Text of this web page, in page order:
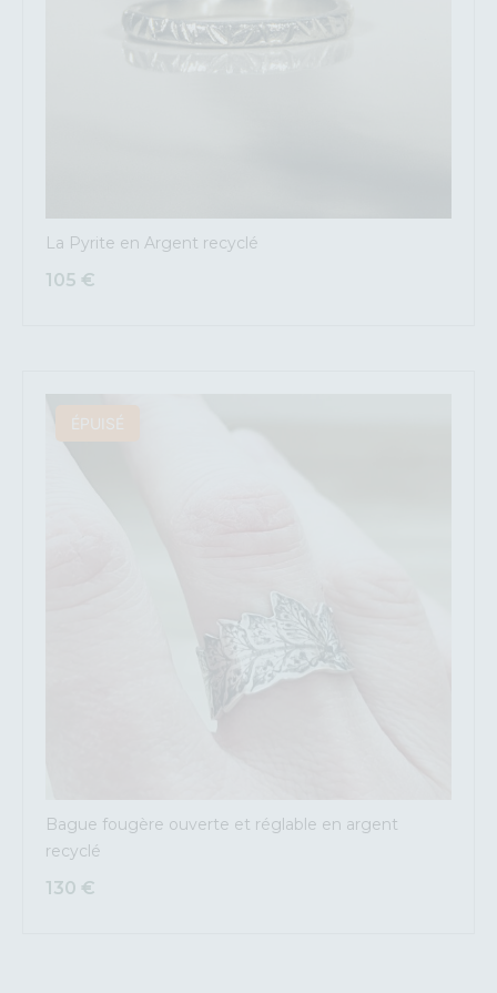
La Pyrite en Argent recyclé
105 €
Bague fougère ouverte et réglable en argent
recyclé
130 €
ÉPUISÉ